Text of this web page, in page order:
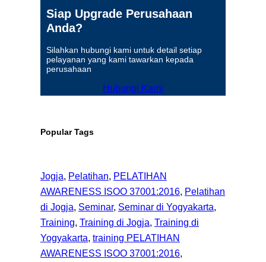
Siap Upgrade Perusahaan
Anda?
Silahkan hubungi kami untuk detail setiap
pelayanan yang kami tawarkan kepada
perusahaan
Hubungi Kami
Popular Tags
Jogja, Pelatihan, PELATIHAN
AWARENESS ISOO 37001:2016, Pelatihan
di Jogja, Seminar, Seminar di Yogyakarta
Training, Training di Jogja, Training di
Yogyakarta, training PELATIHAN
AWARENESS ISOO 37001:2016